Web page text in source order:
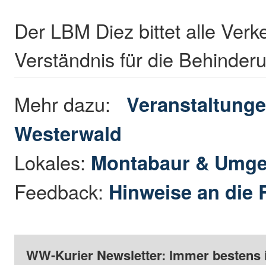
Der LBM Diez bittet alle
Verständnis für die
Mehr dazu:
Westerwald
Lokales: Montabaur &
Feedback: Hinweise an die
WW-Kurier Newsletter: Immer